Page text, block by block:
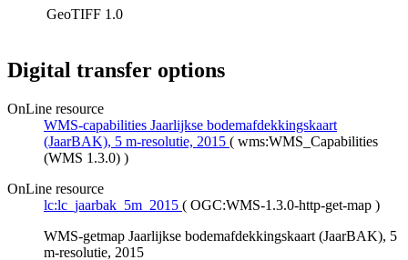
GeoTIFF 1.0
Digital transfer options
OnLine resource
WMS-capabilities Jaarlijkse bodemafdekkingskaart
(JaarBAK), 5 m-resolutie, 2015 ( wms:WMS_Capabilities
(WMS 1.3.0) )
OnLine resource
lc:lc_jaarbak_5m_2015 ( OGC:WMS-1.3.0-http-get-map )
WMS-getmap Jaarlijkse bodemafdekkingskaart (JaarBAK), 5
m-resolutie, 2015